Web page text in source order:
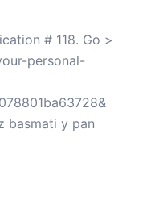
# 118. Go >
personal-
basmati y pan